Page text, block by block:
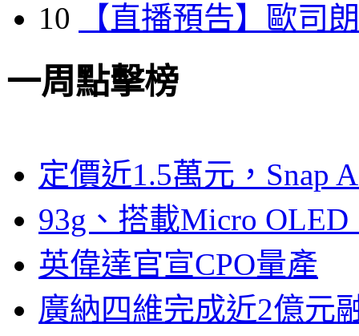
10
【直播預告】歐司
一周點擊榜
定價近1.5萬元，Snap
93g、搭載Micro
英偉達官宣CPO量產
廣納四維完成近2億元